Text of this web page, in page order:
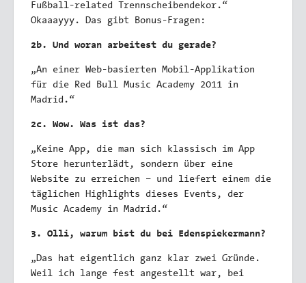
Fußball-related Trennscheibendekor.“
Okaaayyy. Das gibt Bonus-Fragen:
2b. Und woran arbeitest du gerade?
„An einer Web-basierten Mobil-Applikation
für die Red Bull Music Academy 2011 in
Madrid.“
2c. Wow. Was ist das?
„Keine App, die man sich klassisch im App
Store herunterlädt, sondern über eine
Website zu erreichen – und liefert einem die
täglichen Highlights dieses Events, der
Music Academy in Madrid.“
3. Olli, warum bist du bei Edenspiekermann?
„Das hat eigentlich ganz klar zwei Gründe.
Weil ich lange fest angestellt war, bei